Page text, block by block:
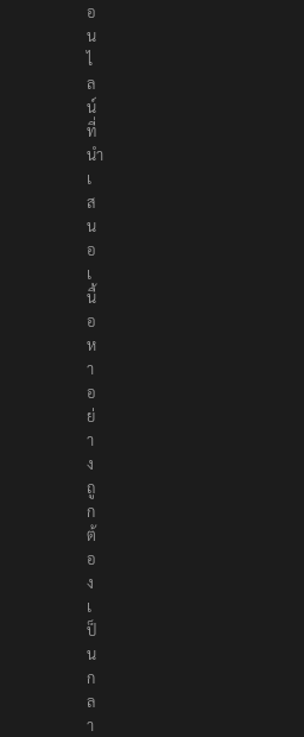
อ
น
ไ
ล
น์
ที่
นำ
เ
ส
น
อ
เ
นื้
อ
ห
า
อ
ย่
า
ง
ถู
ก
ต้
อ
ง
เ
ป็
น
ก
ล
า